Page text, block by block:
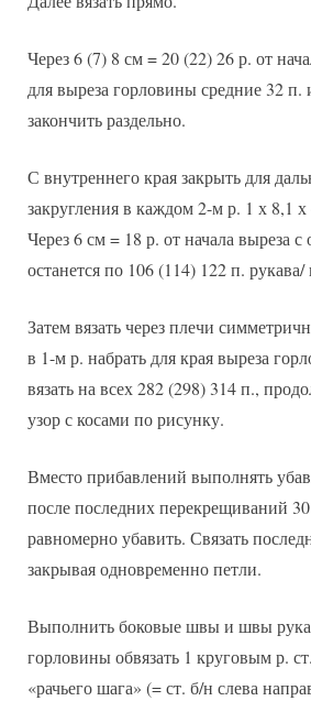
Через 6 (7) 8 см = 20 (22) 26 р. от
для выреза горловины средние 32 п.
закончить раздельно.
С внутреннего края закрыть для
закругления в каждом 2-м р. 1 х 8,1
Через 6 см = 18 р. от начала выреза с
останется по 106 (114) 122 п. рукава/
Затем вязать через плечи
в 1-м р. набрать для края выреза
вязать на всех 282 (298) 314 п.,
узор с косами по рисунку.
Вместо прибавлений выполнять
после последних перекрещиваний
равномерно убавить. Связать
закрывая одновременно петли.
Выполнить боковые швы и швы
горловины обвязать 1 круговым р.
«рачьего шага» (= ст. б/н слева